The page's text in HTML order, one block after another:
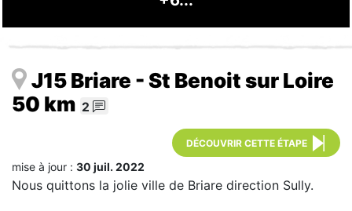
J15 Briare - St Benoit sur Loire
50 km 2
DÉCOUVRIR CETTE ÉTAPE
mise à jour : 30 juil. 2022
Nous quittons la jolie ville de Briare direction Sully.